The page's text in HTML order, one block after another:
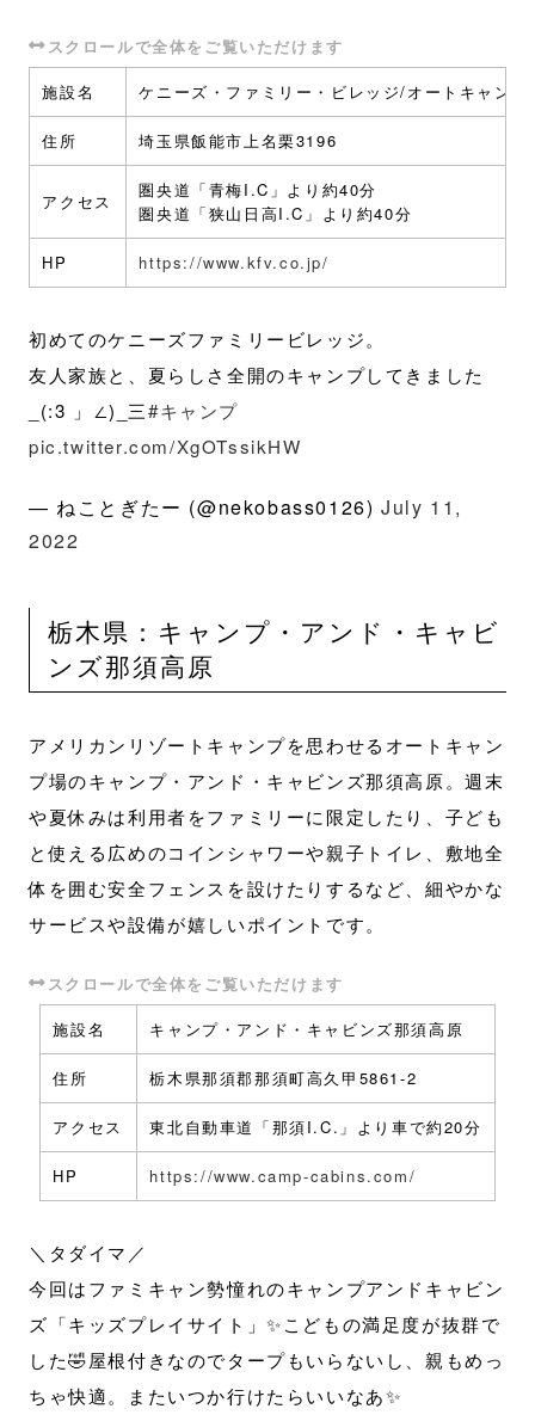
施設名 ケニーズ・ファミリー・ビレッジ/オートキャンプ
住所 埼玉県飯能市上名栗3196
アクセス
圏央道「青梅I.C」より約40分
圏央道「狭山日高I.C」より約40分
HP https://www.kfv.co.jp/
初めてのケニーズファミリービレッジ。
友人家族と、夏らしさ全開のキャンプしてきました
_(:3 」∠)_三#キャンプ
pic.twitter.com/XgOTssikHW
— ねことぎたー (@nekobass0126) July 11,
2022
栃木県：キャンプ・アンド・キャビ
ンズ那須高原
アメリカンリゾートキャンプを思わせるオートキャン
プ場のキャンプ・アンド・キャビンズ那須高原。週末
や夏休みは利用者をファミリーに限定したり、子ども
と使える広めのコインシャワーや親子トイレ、敷地全
体を囲む安全フェンスを設けたりするなど、細やかな
サービスや設備が嬉しいポイントです。
施設名 キャンプ・アンド・キャビンズ那須高原
住所 栃木県那須郡那須町高久甲5861-2
アクセス 東北自動車道「那須I.C.」より車で約20分
HP https://www.camp-cabins.com/
＼タダイマ／
今回はファミキャン勢憧れのキャンプアンドキャビン
ズ「キッズプレイサイト」✨こどもの満足度が抜群で
した🤣屋根付きなのでタープもいらないし、親もめっ
ちゃ快適。またいつか行けたらいいなあ✨